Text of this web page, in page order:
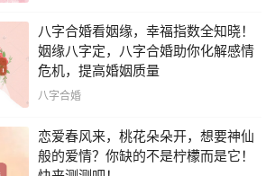
八字合婚看姻缘，幸福指数全知晓！
姻缘八字定，八字合婚助你化解感情
危机，提高婚姻质量
八字合婚
恋爱春风来，桃花朵朵开，想要神仙
般的爱情？你缺的不是柠檬而是它！